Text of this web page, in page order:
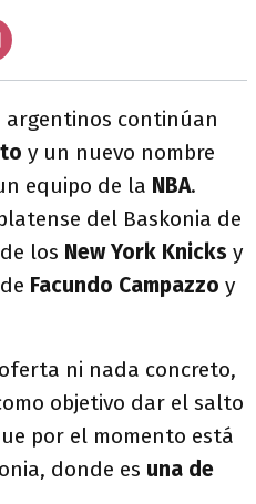
continúan
y un nuevo nombre
equipo de la NBA.
del Baskonia de
los New York Knicks y
Facundo Campazzo y
ni nada concreto,
objetivo dar el salto
por el momento está
donde es una de